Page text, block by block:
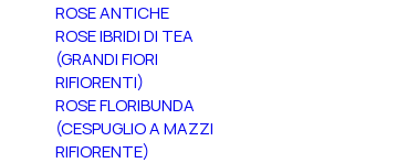
ROSE ANTICHE
ROSE IBRIDI DI TEA
(GRANDI FIORI
RIFIORENTI)
ROSE FLORIBUNDA
(CESPUGLIO A MAZZI
RIFIORENTE)